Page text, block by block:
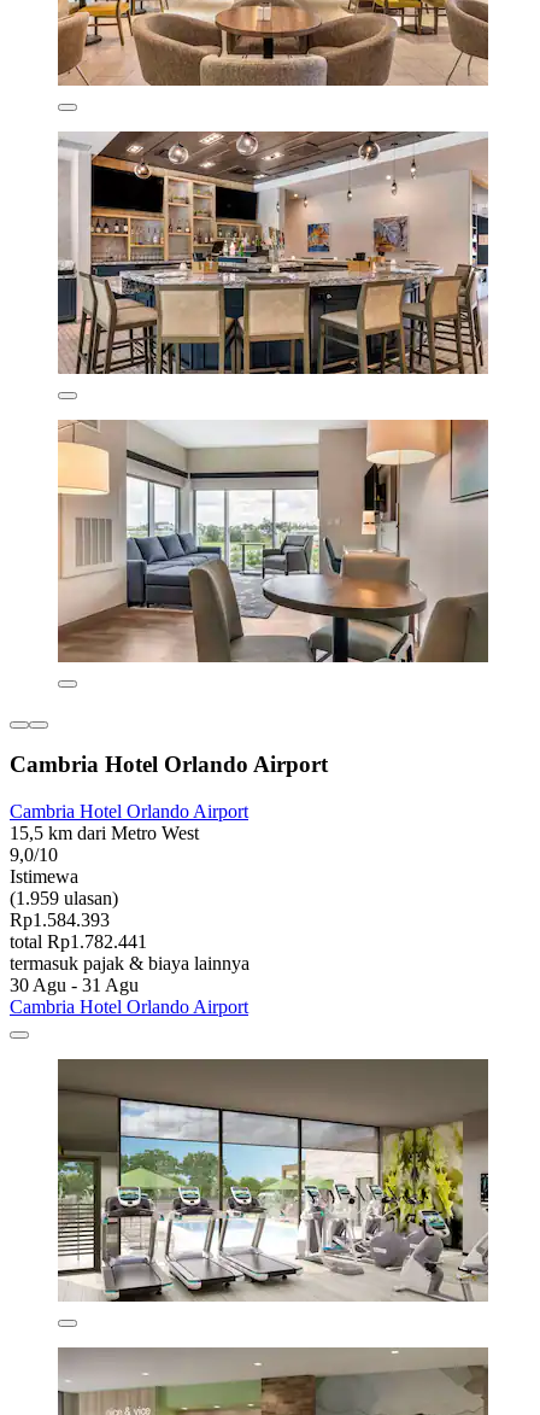
Cambria Hotel Orlando Airport
Cambria Hotel Orlando Airport
15,5 km dari Metro West
9,0/10
Istimewa
(1.959 ulasan)
Rp1.584.393
total Rp1.782.441
termasuk pajak & biaya lainnya
30 Agu - 31 Agu
Cambria Hotel Orlando Airport